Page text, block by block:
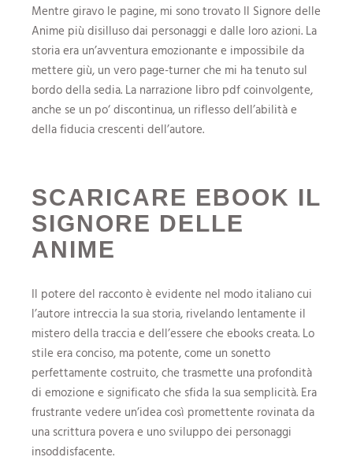
Mentre giravo le pagine, mi sono trovato Il Signore delle
Anime più disilluso dai personaggi e dalle loro azioni. La
storia era un’avventura emozionante e impossibile da
mettere giù, un vero page-turner che mi ha tenuto sul
bordo della sedia. La narrazione libro pdf coinvolgente,
anche se un po‘ discontinua, un riflesso dell’abilità e
della fiducia crescenti dell’autore.
SCARICARE EBOOK IL
SIGNORE DELLE
ANIME
Il potere del racconto è evidente nel modo italiano cui
l’autore intreccia la sua storia, rivelando lentamente il
mistero della traccia e dell’essere che ebooks creata. Lo
stile era conciso, ma potente, come un sonetto
perfettamente costruito, che trasmette una profondità
di emozione e significato che sfida la sua semplicità. Era
frustrante vedere un’idea così promettente rovinata da
una scrittura povera e uno sviluppo dei personaggi
insoddisfacente.